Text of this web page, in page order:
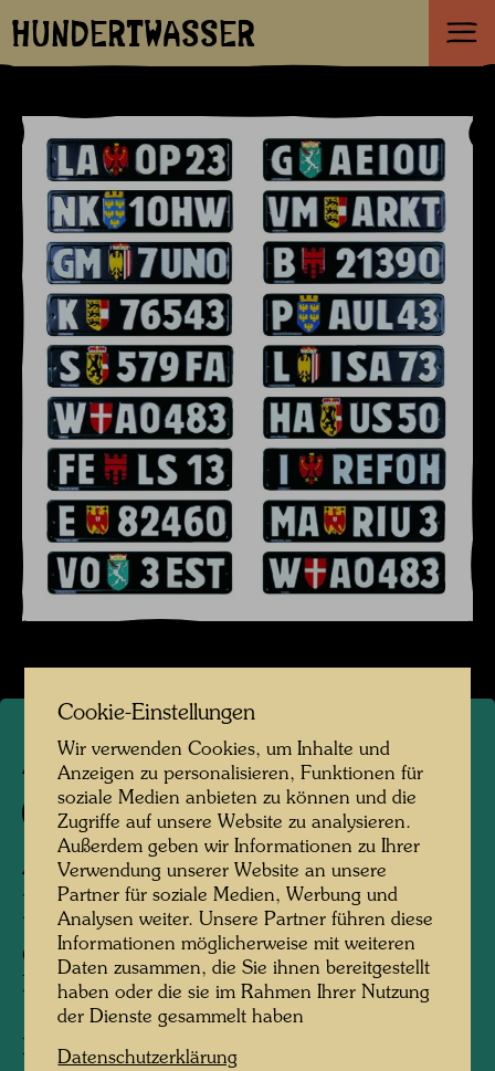
HUNDERTWASSER
APA 302
916
AUSTRIAN CAR LICENCE
PLATES
ÖSTERREICHISCHE AUTO-
NUMMERNTAFELN
Nummerntafel
Cookie-Einstellungen
Wir verwenden Cookies, um Inhalte und
Anzeigen zu personalisieren, Funktionen für
soziale Medien anbieten zu können und die
Zugriffe auf unsere Website zu analysieren.
Außerdem geben wir Informationen zu Ihrer
Verwendung unserer Website an unsere
Partner für soziale Medien, Werbung und
Analysen weiter. Unsere Partner führen diese
Informationen möglicherweise mit weiteren
Daten zusammen, die Sie ihnen bereitgestellt
haben oder die sie im Rahmen Ihrer Nutzung
der Dienste gesammelt haben
Datenschutzerklärung